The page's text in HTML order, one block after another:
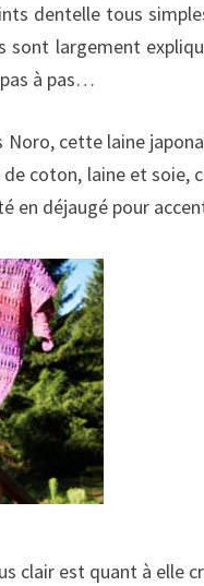
dentelle tous
largement
à pas…
Noro, cette laine
coton, laine et soie,
en déjaugé pour
clair est quant à elle